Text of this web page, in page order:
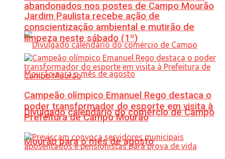
abandonados nos postes de Campo Mourão
Divulgado calendário do comércio de Campo
Mourão para o mês de agosto
Jardim Paulista recebe ação de
conscientização ambiental e mutirão de
limpeza neste sábado (1º)
Campeão olímpico Emanuel Rego destaca o
poder transformador do esporte em visita à
Prefeitura de Campo Mourão